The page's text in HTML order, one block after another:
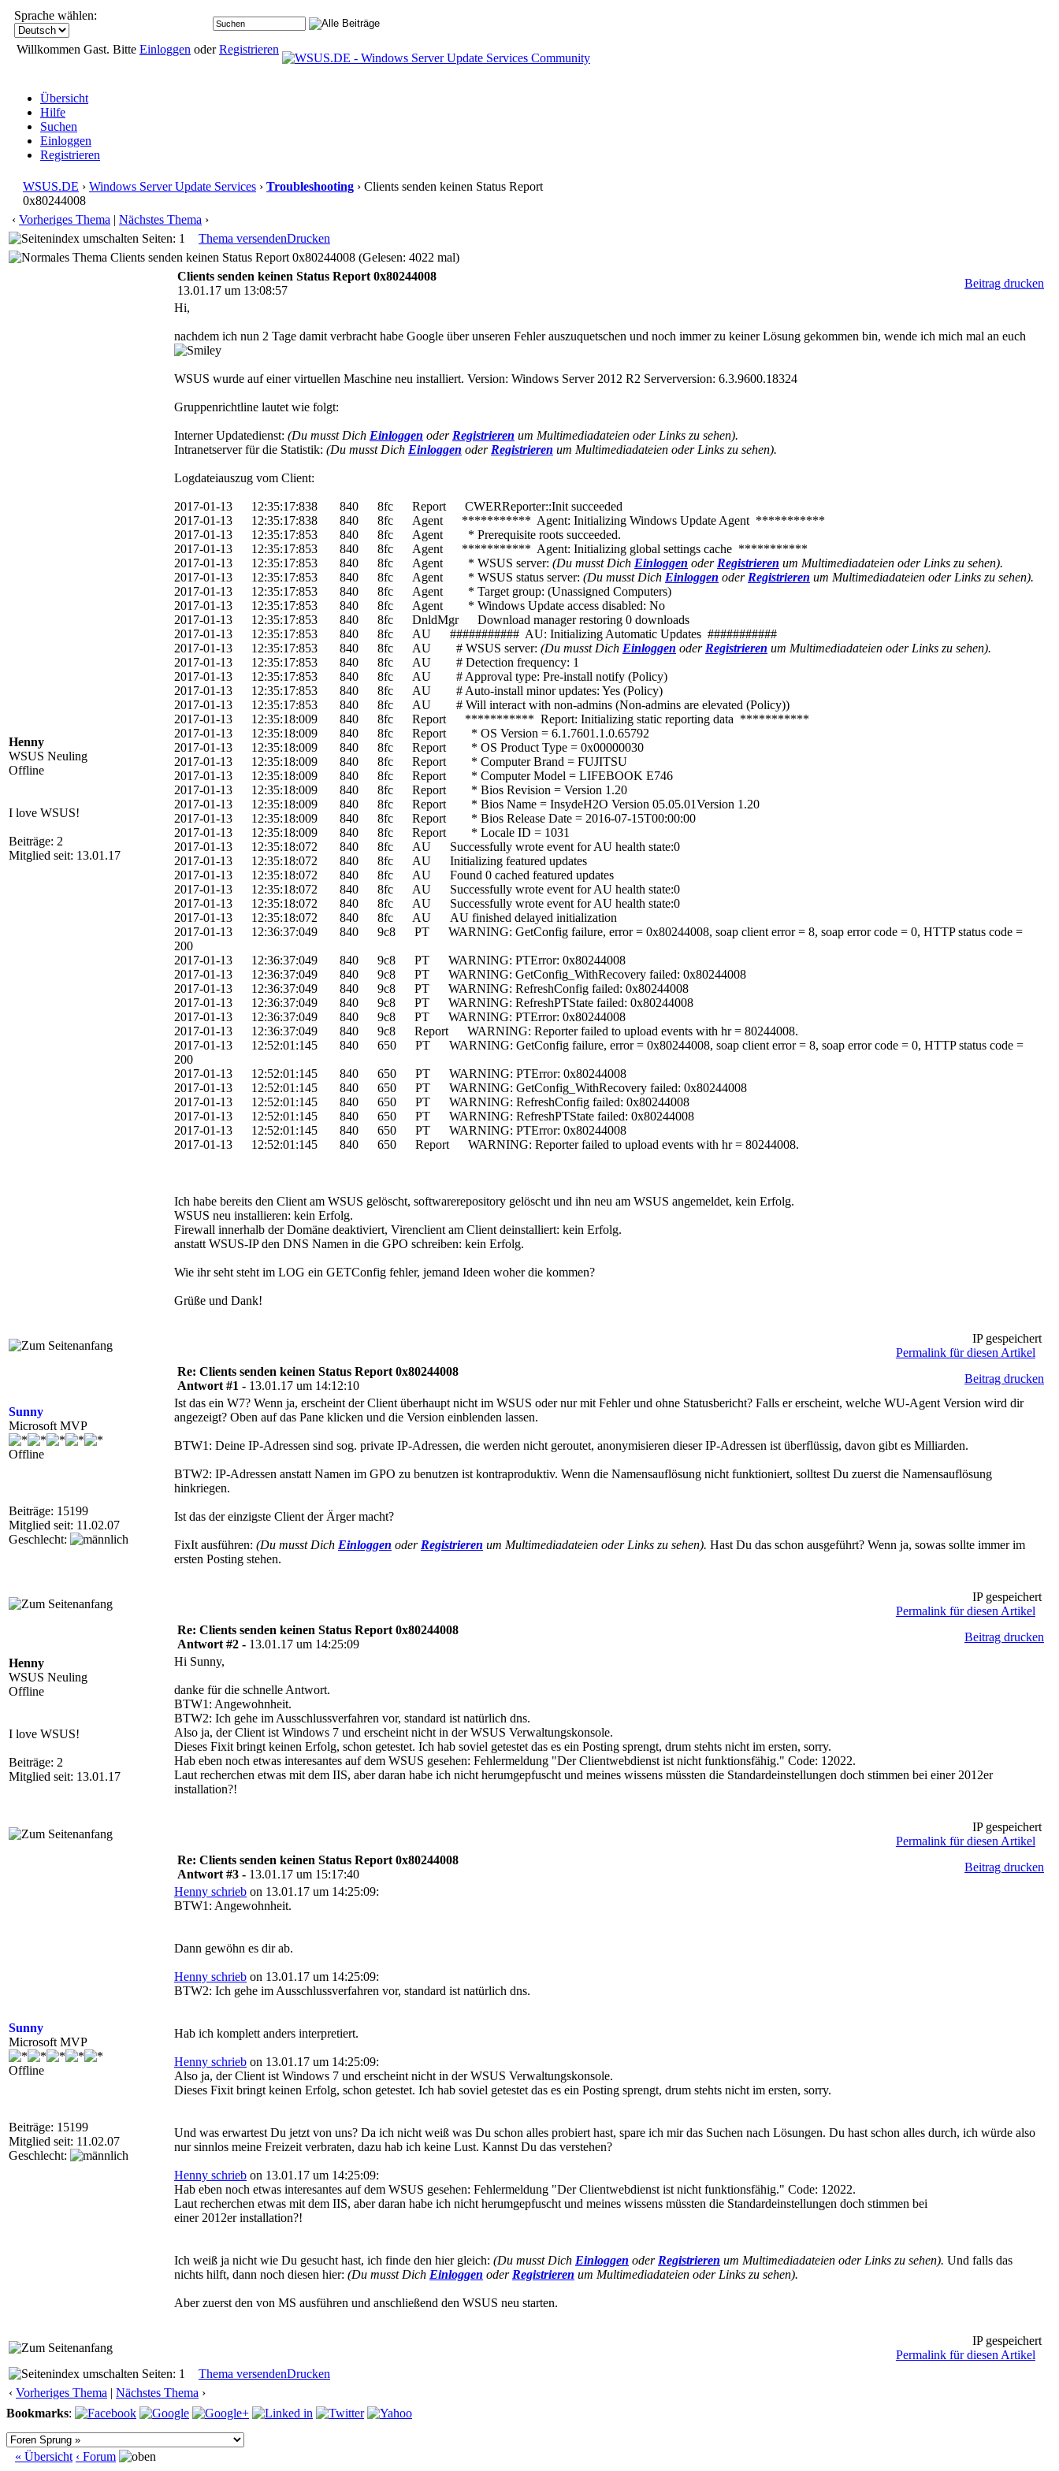
Sprache wählen:
Willkommen Gast. Bitte Einloggen oderRegistrieren
Übersicht
Hilfe
Suchen
Einloggen
Registrieren
WSUS.DE › Windows Server Update Services › Troubleshooting › Clients senden keinen Status Report
0x80244008
‹ Vorheriges Thema | Nächstes Thema ›
Seiten: 1
Thema versendenDrucken
Clients senden keinen Status Report 0x80244008 (Gelesen: 4022 mal)
Henny
WSUS Neuling
Offline
I love WSUS!
Beiträge: 2
Mitglied seit: 13.01.17
Clients senden keinen Status Report 0x80244008
13.01.17 um 13:08:57
Beitrag drucken
Hi,
nachdem ich nun 2 Tage damit verbracht habe Google über unseren Fehler auszuquetschen und noch immer zu keiner Lösung gekommen bin, wende ich mich mal an euch
WSUS wurde auf einer virtuellen Maschine neu installiert. Version: Windows Server 2012 R2 Serverversion: 6.3.9600.18324
Gruppenrichtline lautet wie folgt:
Interner Updatedienst: (Du musst Dich Einloggen oder Registrieren um Multimediadateien oder Links zu sehen).
Intranetserver für die Statistik: (Du musst Dich Einloggen oder Registrieren um Multimediadateien oder Links zu sehen).
Logdateiauszug vom Client:
2017-01-13 12:35:17:838 840 8fc Report CWERReporter::Init succeeded
2017-01-13 12:35:17:838 840 8fc Agent *********** Agent: Initializing Windows Update Agent ***********
2017-01-13 12:35:17:853 840 8fc Agent * Prerequisite roots succeeded.
2017-01-13 12:35:17:853 840 8fc Agent *********** Agent: Initializing global settings cache ***********
2017-01-13 12:35:17:853 840 8fc Agent * WSUS server: (Du musst Dich Einloggen oder Registrieren um Multimediadateien oder Links zu sehen).
2017-01-13 12:35:17:853 840 8fc Agent * WSUS status server: (Du musst Dich Einloggen oder Registrieren um Multimediadateien oder Links zu sehen).
2017-01-13 12:35:17:853 840 8fc Agent * Target group: (Unassigned Computers)
2017-01-13 12:35:17:853 840 8fc Agent * Windows Update access disabled: No
2017-01-13 12:35:17:853 840 8fc DnldMgr Download manager restoring 0 downloads
2017-01-13 12:35:17:853 840 8fc AU ########### AU: Initializing Automatic Updates ###########
2017-01-13 12:35:17:853 840 8fc AU # WSUS server: (Du musst Dich Einloggen oder Registrieren um Multimediadateien oder Links zu sehen).
2017-01-13 12:35:17:853 840 8fc AU # Detection frequency: 1
2017-01-13 12:35:17:853 840 8fc AU # Approval type: Pre-install notify (Policy)
2017-01-13 12:35:17:853 840 8fc AU # Auto-install minor updates: Yes (Policy)
2017-01-13 12:35:17:853 840 8fc AU # Will interact with non-admins (Non-admins are elevated (Policy))
2017-01-13 12:35:18:009 840 8fc Report *********** Report: Initializing static reporting data ***********
2017-01-13 12:35:18:009 840 8fc Report * OS Version = 6.1.7601.1.0.65792
2017-01-13 12:35:18:009 840 8fc Report * OS Product Type = 0x00000030
2017-01-13 12:35:18:009 840 8fc Report * Computer Brand = FUJITSU
2017-01-13 12:35:18:009 840 8fc Report * Computer Model = LIFEBOOK E746
2017-01-13 12:35:18:009 840 8fc Report * Bios Revision = Version 1.20
2017-01-13 12:35:18:009 840 8fc Report * Bios Name = InsydeH2O Version 05.05.01Version 1.20
2017-01-13 12:35:18:009 840 8fc Report * Bios Release Date = 2016-07-15T00:00:00
2017-01-13 12:35:18:009 840 8fc Report * Locale ID = 1031
2017-01-13 12:35:18:072 840 8fc AU Successfully wrote event for AU health state:0
2017-01-13 12:35:18:072 840 8fc AU Initializing featured updates
2017-01-13 12:35:18:072 840 8fc AU Found 0 cached featured updates
2017-01-13 12:35:18:072 840 8fc AU Successfully wrote event for AU health state:0
2017-01-13 12:35:18:072 840 8fc AU Successfully wrote event for AU health state:0
2017-01-13 12:35:18:072 840 8fc AU AU finished delayed initialization
2017-01-13 12:36:37:049 840 9c8 PT WARNING: GetConfig failure, error = 0x80244008, soap client error = 8, soap error code = 0, HTTP status code =
200
2017-01-13 12:36:37:049 840 9c8 PT WARNING: PTError: 0x80244008
2017-01-13 12:36:37:049 840 9c8 PT WARNING: GetConfig_WithRecovery failed: 0x80244008
2017-01-13 12:36:37:049 840 9c8 PT WARNING: RefreshConfig failed: 0x80244008
2017-01-13 12:36:37:049 840 9c8 PT WARNING: RefreshPTState failed: 0x80244008
2017-01-13 12:36:37:049 840 9c8 PT WARNING: PTError: 0x80244008
2017-01-13 12:36:37:049 840 9c8 Report WARNING: Reporter failed to upload events with hr = 80244008.
2017-01-13 12:52:01:145 840 650 PT WARNING: GetConfig failure, error = 0x80244008, soap client error = 8, soap error code = 0, HTTP status code =
200
2017-01-13 12:52:01:145 840 650 PT WARNING: PTError: 0x80244008
2017-01-13 12:52:01:145 840 650 PT WARNING: GetConfig_WithRecovery failed: 0x80244008
2017-01-13 12:52:01:145 840 650 PT WARNING: RefreshConfig failed: 0x80244008
2017-01-13 12:52:01:145 840 650 PT WARNING: RefreshPTState failed: 0x80244008
2017-01-13 12:52:01:145 840 650 PT WARNING: PTError: 0x80244008
2017-01-13 12:52:01:145 840 650 Report WARNING: Reporter failed to upload events with hr = 80244008.
Ich habe bereits den Client am WSUS gelöscht, softwarerepository gelöscht und ihn neu am WSUS angemeldet, kein Erfolg.
WSUS neu installieren: kein Erfolg.
Firewall innerhalb der Domäne deaktiviert, Virenclient am Client deinstalliert: kein Erfolg.
anstatt WSUS-IP den DNS Namen in die GPO schreiben: kein Erfolg.
Wie ihr seht steht im LOG ein GETConfig fehler, jemand Ideen woher die kommen?
Grüße und Dank!
IP gespeichert
Permalink für diesen Artikel
Sunny
Microsoft MVP
Offline
Beiträge: 15199
Mitglied seit: 11.02.07
Geschlecht:
Re: Clients senden keinen Status Report 0x80244008
Antwort #1 - 13.01.17 um 14:12:10
Beitrag drucken
Ist das ein W7? Wenn ja, erscheint der Client überhaupt nicht im WSUS oder nur mit Fehler und ohne Statusbericht? Falls er erscheint, welche WU-Agent Version wird dir
angezeigt? Oben auf das Pane klicken und die Version einblenden lassen.
BTW1: Deine IP-Adressen sind sog. private IP-Adressen, die werden nicht geroutet, anonymisieren dieser IP-Adressen ist überflüssig, davon gibt es Milliarden.
BTW2: IP-Adressen anstatt Namen im GPO zu benutzen ist kontraproduktiv. Wenn die Namensauflösung nicht funktioniert, solltest Du zuerst die Namensauflösung
hinkriegen.
Ist das der einzigste Client der Ärger macht?
FixIt ausführen: (Du musst Dich Einloggen oder Registrieren um Multimediadateien oder Links zu sehen). Hast Du das schon ausgeführt? Wenn ja, sowas sollte immer im
ersten Posting stehen.
IP gespeichert
Permalink für diesen Artikel
Henny
WSUS Neuling
Offline
I love WSUS!
Beiträge: 2
Mitglied seit: 13.01.17
Re: Clients senden keinen Status Report 0x80244008
Antwort #2 - 13.01.17 um 14:25:09
Beitrag drucken
Hi Sunny,
danke für die schnelle Antwort.
BTW1: Angewohnheit.
BTW2: Ich gehe im Ausschlussverfahren vor, standard ist natürlich dns.
Also ja, der Client ist Windows 7 und erscheint nicht in der WSUS Verwaltungskonsole.
Dieses Fixit bringt keinen Erfolg, schon getestet. Ich hab soviel getestet das es ein Posting sprengt, drum stehts nicht im ersten, sorry.
Hab eben noch etwas interesantes auf dem WSUS gesehen: Fehlermeldung "Der Clientwebdienst ist nicht funktionsfähig." Code: 12022.
Laut recherchen etwas mit dem IIS, aber daran habe ich nicht herumgepfuscht und meines wissens müssten die Standardeinstellungen doch stimmen bei einer 2012er
installation?!
IP gespeichert
Permalink für diesen Artikel
Sunny
Microsoft MVP
Offline
Beiträge: 15199
Mitglied seit: 11.02.07
Geschlecht:
Re: Clients senden keinen Status Report 0x80244008
Antwort #3 - 13.01.17 um 15:17:40
Beitrag drucken
Henny schrieb on 13.01.17 um 14:25:09:
BTW1: Angewohnheit.
Dann gewöhn es dir ab.
Henny schrieb on 13.01.17 um 14:25:09:
BTW2: Ich gehe im Ausschlussverfahren vor, standard ist natürlich dns.
Hab ich komplett anders interpretiert.
Henny schrieb on 13.01.17 um 14:25:09:
Also ja, der Client ist Windows 7 und erscheint nicht in der WSUS Verwaltungskonsole.
Dieses Fixit bringt keinen Erfolg, schon getestet. Ich hab soviel getestet das es ein Posting sprengt, drum stehts nicht im ersten, sorry.
Und was erwartest Du jetzt von uns? Da ich nicht weiß was Du schon alles probiert hast, spare ich mir das Suchen nach Lösungen. Du hast schon alles durch, ich würde also
nur sinnlos meine Freizeit verbraten, dazu hab ich keine Lust. Kannst Du das verstehen?
Henny schrieb on 13.01.17 um 14:25:09:
Hab eben noch etwas interesantes auf dem WSUS gesehen: Fehlermeldung "Der Clientwebdienst ist nicht funktionsfähig." Code: 12022.
Laut recherchen etwas mit dem IIS, aber daran habe ich nicht herumgepfuscht und meines wissens müssten die Standardeinstellungen doch stimmen bei
einer 2012er installation?!
Ich weiß ja nicht wie Du gesucht hast, ich finde den hier gleich: (Du musst Dich Einloggen oder Registrieren um Multimediadateien oder Links zu sehen). Und falls das
nichts hilft, dann noch diesen hier: (Du musst Dich Einloggen oder Registrieren um Multimediadateien oder Links zu sehen).
Aber zuerst den von MS ausführen und anschließend den WSUS neu starten.
IP gespeichert
Permalink für diesen Artikel
Seiten: 1
Thema versendenDrucken
‹ Vorheriges Thema | Nächstes Thema ›
Bookmarks:
« Übersicht ‹ Forum